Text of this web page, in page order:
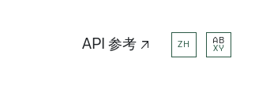
API 参考 ↗ ZH
AB
XY